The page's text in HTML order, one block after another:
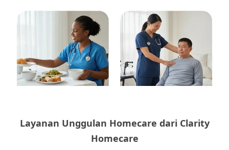
Layanan Unggulan Homecare dari Clarity
Homecare